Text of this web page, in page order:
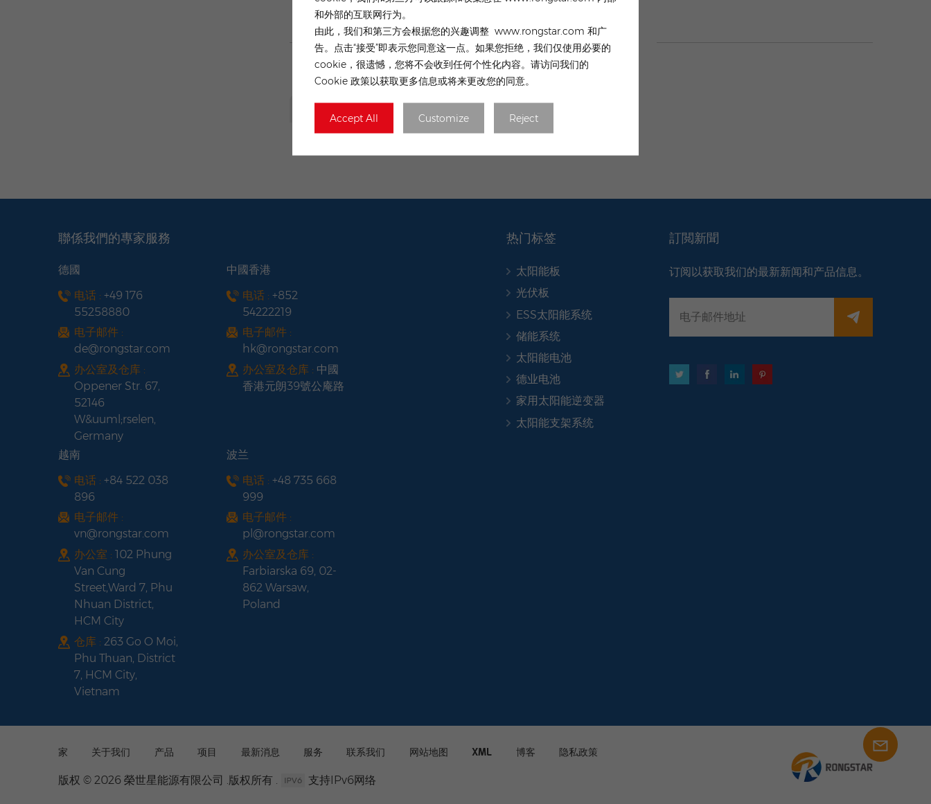
和外部的互联网行为。
由此，我们和第三方会根据您的兴趣调整 www.rongstar.com 和广
告。点击“接受”即表示您同意这一点。如果您拒绝，我们仅使用必要的
cookie，很遗憾，您将不会收到任何个性化内容。请访问我们的
Cookie 政策以获取更多信息或将来更改您的同意。
Accept All Customize Reject
联系我们
下一篇文章
鑫暉盛工業園
聯係我們的專家服務
德國
电话 : +49 176
55258880
电子邮件 :
de@rongstar.com
办公室及仓库 :
Oppener Str. 67,
52146
W&uuml;rselen,
Germany
中國香港
电话 :+852
54222219
电子邮件 :
hk@rongstar.com
办公室及仓库 : 中國
香港元朗39號公庵路
越南
电话 : +84 522 038
896
电子邮件 :
vn@rongstar.com
办公室 : 102 Phung
Van Cung
Street,Ward 7, Phu
Nhuan District,
HCM City
仓库 : 263 Go O Moi,
Phu Thuan, District
7, HCM City,
Vietnam
波兰
电话 :+48 735 668
999
电子邮件 :
pl@rongstar.com
办公室及仓库 :
Farbiarska 69, 02-
862 Warsaw,
Poland
热门标签
太阳能板
光伏板
ESS太阳能系统
储能系统
太阳能电池
德业电池
家用太阳能逆变器
太阳能支架系统
訂閲新聞
订阅以获取我们的最新新闻和产品信息。
家 关于我们 产品 项目 最新消息 服务 联系我们 网站地图 XML 博客 隐私政策
版权 © 2026 榮世星能源有限公司 .版权所有 . 支持IPv6网络